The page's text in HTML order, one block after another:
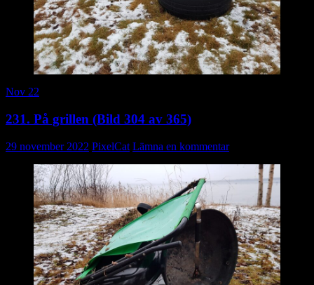
Nov 22
231. På grillen (Bild 304 av 365)
29 november 2022 PixelCat Lämna en kommentar